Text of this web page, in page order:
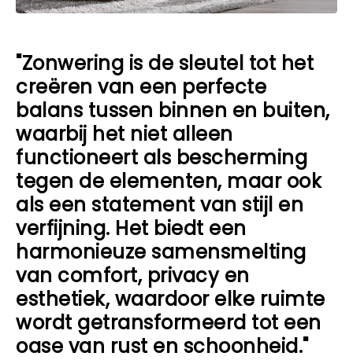
"Zonwering is de sleutel tot het
creëren van een perfecte
balans tussen binnen en buiten,
waarbij het niet alleen
functioneert als bescherming
tegen de elementen, maar ook
als een statement van stijl en
verfijning. Het biedt een
harmonieuze samensmelting
van comfort, privacy en
esthetiek, waardoor elke ruimte
wordt getransformeerd tot een
oase van rust en schoonheid."